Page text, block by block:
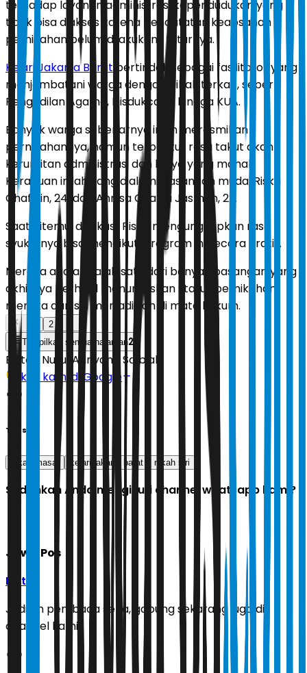
terhadap layanan administrasi kependudukan yang
tidak bisa diakses karena pencatatan keabsahan
pernikahan belum dilakukan," tuturnya.
Kejari Jakarta Barat bertindak sebagai fasilitator yang
menjembatani warga dengan pihak terkait, seperti
Pengadilan Agama, Disdukcapil, hingga KUA.
Banyak warga sebenarnya ingin meresmikan
pernikahannya, namun terbentur rasa takut akan
kerumitan administrasi dan biaya yang mahal.
Keraguan inilah yang dialami pasangan muda, Riska
Chafidin, 24, dan Annisa Chania Jasman, 22.
Saat ditemui di lokasi, Riska mengungkapkan rasa
syukurnya bisa mengikuti program ini secara gratis.
Mereka adalah salah satu dari banyak pasangan yang
akhirnya berhasil menuntaskan status pernikahan
mereka dari siri menjadi sah di mata hukum.
2
Tampilkan semua halaman2
Editor: Nurul Adriyana Salbiah
Ikuti kami di Google
Tags
nikah masal kejari jakarta barat nikah siri
Sudahkah Anda mengikuti channel whatsapp kami?
Jawa Pos
Ikuti
Jadilah pembaca setia, gabung sekarang juga di
channel kami!